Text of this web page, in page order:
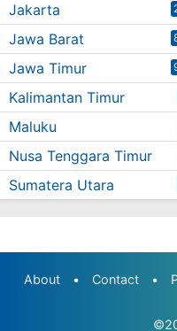
Jakarta
Jawa Barat
Jawa Timur
Kalimantan Timur
Maluku
Nusa Tenggara Timur
Sumatera Utara
About • Contact •